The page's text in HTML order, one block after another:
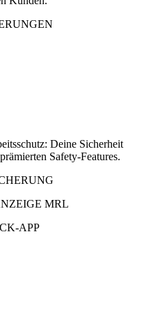
Deine Sicherheit
Safety-Features.
MRL
APP